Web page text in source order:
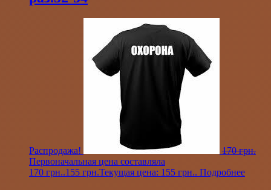
Распродажа! 170грн.
Первоначальная цена составляла
170 грн..155 грн.Текущая цена: 155 грн.. Подробнее